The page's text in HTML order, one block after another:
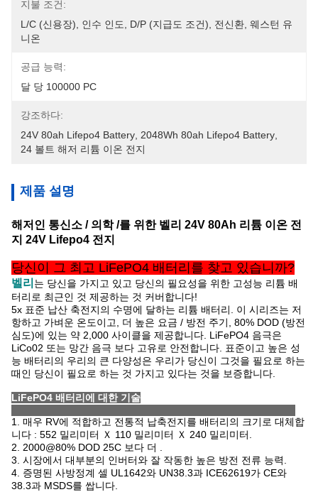
지불 조건:
L/C (신용장), 인수 인도, D/P (지급도 조건), 전신환, 웨스턴 유
니온
공급 능력:
달 당 100000 PC
강조하다:
24V 80ah Lifepo4 Battery 2048Wh 80ah Lifepo4 Battery
24 볼트 해저 리튬 이온 전지
제품 설명
해저인 통신소 / 의학 /를 위한 벨리 24V 80Ah 리튬 이온 전
지 24V Lifepo4 전지
당신이 그 최고 LiFePO4 배터리를 찾고 있습니까?
벨리 는 당신을 가지고 있고 당신의 필요성을 위한 고성능 리튬 배
터리로 최근인 것 제공하는 것 커버합니다!
5x 표준 납산 축전지의 수명에 달하는 리튬 배터리. 이 시리즈는 저
항하고 가벼운 온도이고, 더 높은 요금 / 방전 주기, 80% DOD (방전
심도)에 있는 약 2,000 사이클을 제공합니다. LiFePO4 음극은
LiCo02 또는 망간 음극 보다 고유로 안전합니다. 표준이고 높은 성
능 배터리의 우리의 큰 다양성은 우리가 당신이 그것을 필요로 하는
때인 당신이 필요로 하는 것 가지고 있다는 것을 보증합니다.
LiFePO4 배터리에 대한 기술
1. 매우 RV에 적합하고 전통적 납축전지를 배터리의 크기로 대체합
니다 : 552 밀리미터 Ｘ 110 밀리미터 Ｘ 240 밀리미터
2. 2000@80% DOD 25C 보다 더 .
3. 시장에서 대부분의 인버터와 잘 작동한 높은 방전 전류 능력.
4. 증명된 사방정계 셀 UL1642와 UN38.3과 ICE62619가 CE와
38.3과 MSDS를 쌉니다.